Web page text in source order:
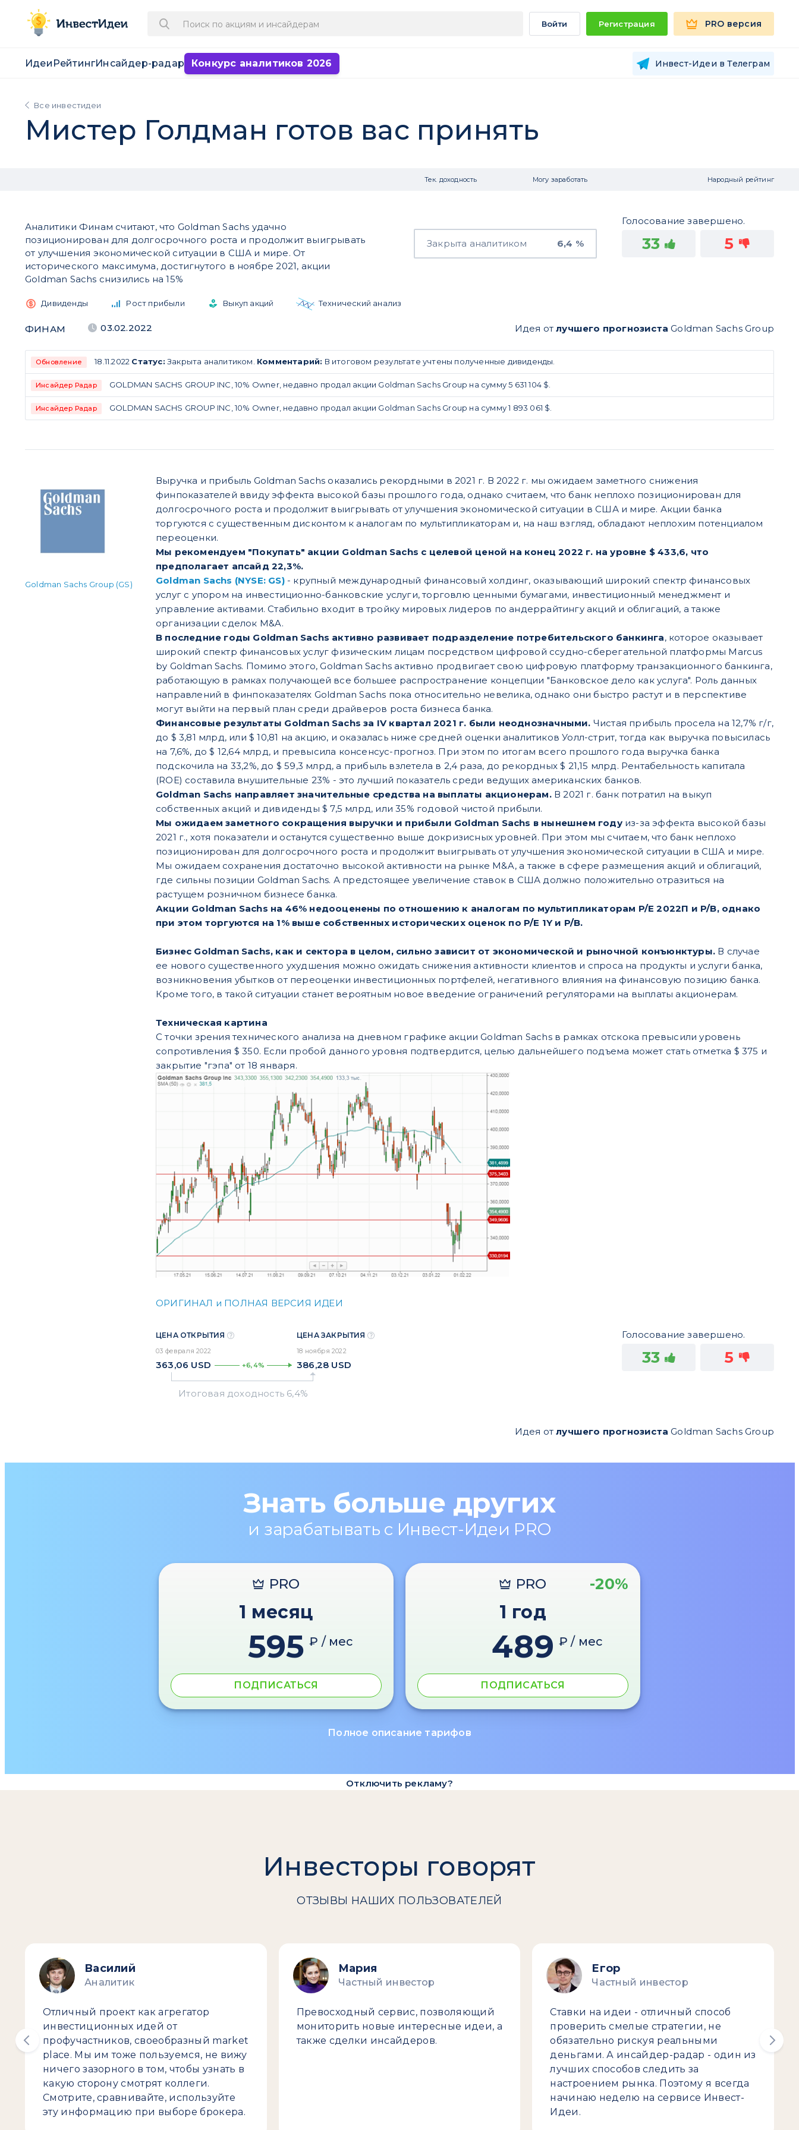
Войти Регистрация PRO версия
Идеи РейтингИнсайдер-радар Конкурс аналитиков 2026 Инвест-Идеи в Телеграм
Все инвестидеи
Мистер Голдман готов вас принять
Тек. доходность Могу заработать Народный рейтинг
Аналитики Финам считают, что Goldman Sachs удачно
позиционирован для долгосрочного роста и продолжит выигрывать
от улучшения экономической ситуации в США и мире. От
исторического максимума, достигнутого в ноябре 2021, акции
Goldman Sachs снизились на 15%
Закрыта аналитиком 6,4 %
Голосование завершено.
33 5
Дивиденды Рост прибыли Выкуп акций Технический анализ
ФИНАМ 03.02.2022 Идея отлучшего прогнозиста Goldman Sachs Group
Обновление 18.11.2022 Статус: Закрыта аналитиком. Комментарий: В итоговом результате учтены полученные дивиденды.
Инсайдер Радар GOLDMAN SACHS GROUP INC, 10% Owner, недавно продал акции Goldman Sachs Group на сумму 5 631 104 $.
Инсайдер Радар GOLDMAN SACHS GROUP INC, 10% Owner, недавно продал акции Goldman Sachs Group на сумму 1 893 061 $.
Goldman Sachs Group (GS)
Выручка и прибыль Goldman Sachs оказались рекордными в 2021 г. В 2022 г. мы ожидаем заметного снижения
финпоказателей ввиду эффекта высокой базы прошлого года, однако считаем, что банк неплохо позиционирован для
долгосрочного роста и продолжит выигрывать от улучшения экономической ситуации в США и мире. Акции банка
торгуются с существенным дисконтом к аналогам по мультипликаторам и, на наш взгляд, обладают неплохим потенциалом
переоценки.
Мы рекомендуем "Покупать" акции Goldman Sachs с целевой ценой на конец 2022 г. на уровне $ 433,6, что
предполагает апсайд 22,3%.
Goldman Sachs (NYSE: GS)- крупный международный финансовый холдинг, оказывающий широкий спектр финансовых
услуг с упором на инвестиционно-банковские услуги, торговлю ценными бумагами, инвестиционный менеджмент и
управление активами. Стабильно входит в тройку мировых лидеров по андеррайтингу акций и облигаций, а также
организации сделок M&A.
В последние годы Goldman Sachs активно развивает подразделение потребительского банкинга, которое оказывает
широкий спектр финансовых услуг физическим лицам посредством цифровой ссудно-сберегательной платформы Marcus
by Goldman Sachs. Помимо этого, Goldman Sachs активно продвигает свою цифровую платформу транзакционного банкинга,
работающую в рамках получающей все большее распространение концепции "Банковское дело как услуга". Роль данных
направлений в финпоказателях Goldman Sachs пока относительно невелика, однако они быстро растут и в перспективе
могут выйти на первый план среди драйверов роста бизнеса банка.
Финансовые результаты Goldman Sachs за IV квартал 2021 г. были неоднозначными. Чистая прибыль просела на 12,7% г/г,
до $ 3,81 млрд, или $ 10,81 на акцию, и оказалась ниже средней оценки аналитиков Уолл-стрит, тогда как выручка повысилась
на 7,6%, до $ 12,64 млрд, и превысила консенсус-прогноз. При этом по итогам всего прошлого года выручка банка
подскочила на 33,2%, до $ 59,3 млрд, а прибыль взлетела в 2,4 раза, до рекордных $ 21,15 млрд. Рентабельность капитала
(ROE) составила внушительные 23% - это лучший показатель среди ведущих американских банков.
Goldman Sachs направляет значительные средства на выплаты акционерам.В 2021 г. банк потратил на выкуп
собственных акций и дивиденды $ 7,5 млрд, или 35% годовой чистой прибыли.
Мы ожидаем заметного сокращения выручки и прибыли Goldman Sachs в нынешнем годуиз-за эффекта высокой базы
2021 г., хотя показатели и останутся существенно выше докризисных уровней. При этом мы считаем, что банк неплохо
позиционирован для долгосрочного роста и продолжит выигрывать от улучшения экономической ситуации в США и мире.
Мы ожидаем сохранения достаточно высокой активности на рынке M&A, а также в сфере размещения акций и облигаций,
где сильны позиции Goldman Sachs. А предстоящее увеличение ставок в США должно положительно отразиться на
растущем розничном бизнесе банка.
Акции Goldman Sachs на 46% недооценены по отношению к аналогам по мультипликаторам P/E 2022П и P/B, однако
при этом торгуются на 1% выше собственных исторических оценок по P/E 1Y и P/B.
Бизнес Goldman Sachs, как и сектора в целом, сильно зависит от экономической и рыночной конъюнктуры. В случае
ее нового существенного ухудшения можно ожидать снижения активности клиентов и спроса на продукты и услуги банка,
возникновения убытков от переоценки инвестиционных портфелей, негативного влияния на финансовую позицию банка.
Кроме того, в такой ситуации станет вероятным новое введение ограничений регуляторами на выплаты акционерам.
Техническая картина
С точки зрения технического анализа на дневном графике акции Goldman Sachs в рамках отскока превысили уровень
сопротивления $ 350. Если пробой данного уровня подтвердится, целью дальнейшего подъема может стать отметка $ 375 и
закрытие "гэпа" от 18 января.
ОРИГИНАЛ и ПОЛНАЯ ВЕРСИЯ ИДЕИ
ЦЕНА ОТКРЫТИЯ
03 февраля 2022
363,06 USD +6,4%
ЦЕНА ЗАКРЫТИЯ
18 ноября 2022
386,28 USD
Голосование завершено.
33 5
Идея отлучшего прогнозиста Goldman Sachs Group
Знать больше других
и зарабатывать с Инвест-Идеи PRO
PRO
1 месяц
595 ₽ / мес
ПОДПИСАТЬСЯ
PRO -20%
1 год
489 ₽ / мес
ПОДПИСАТЬСЯ
Полное описание тарифов
Отключить рекламу?
Инвесторы говорят
ОТЗЫВЫ НАШИХ ПОЛЬЗОВАТЕЛЕЙ
Василий
Аналитик
Отличный проект как агрегатор
инвестиционных идей от
профучастников, своеобразный market
place. Мы им тоже пользуемся, не вижу
ничего зазорного в том, чтобы узнать в
какую сторону смотрят коллеги.
Смотрите, сравнивайте, используйте
эту информацию при выборе брокера.
Мария
Частный инвестор
Превосходный сервис, позволяющий
мониторить новые интересные идеи, а
также сделки инсайдеров.
Егор
Частный инвестор
Ставки на идеи - отличный способ
проверить смелые стратегии, не
обязательно рискуя реальными
деньгами. А инсайдер-радар - один из
лучших способов следить за
настроением рынка. Поэтому я всегда
начинаю неделю на сервисе Инвест-
Идеи.